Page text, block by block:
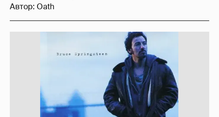
Автор: Oath